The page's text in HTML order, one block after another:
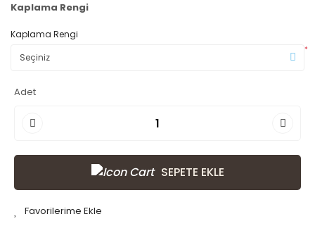
Kaplama Rengi
Kaplama Rengi
*
Adet
SEPETE EKLE